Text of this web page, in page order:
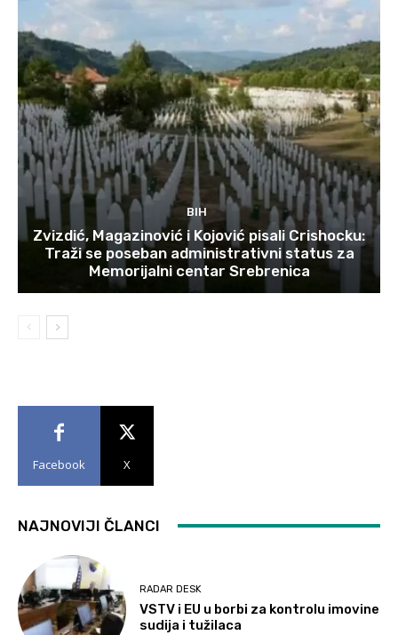
BIH
Zvizdić, Magazinović i Kojović pisali Crishocku:
Traži se poseban administrativni status za
Memorijalni centar Srebrenica
Facebook X
NAJNOVIJI ČLANCI
RADAR DESK
VSTV i EU u borbi za kontrolu imovine
sudija i tužilaca